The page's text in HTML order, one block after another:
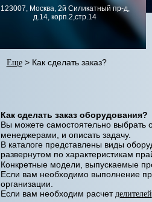
123007, Москва, 2й Силикатный пр-д,
д.14, корп.2,стр.14
Еще> Как сделать заказ?
Как сделать заказ оборудования?
Вы можете самостоятельно выбрать
менеджерами, и описать задачу.
В каталоге представлены виды
развернутом по характеристикам
Конкретные модели, выпускаемые
Если вам необходимо выполнение
организации.
Если вам необходим расчет делителей